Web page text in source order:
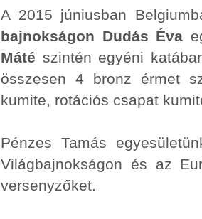
A 2015 júniusban
bajnokságon Dudás Éva
Máté szintén egyéni
összesen 4 bronz érmet
kumite, rotációs csapat
Pénzes Tamás
Világbajnokságon és az
versenyzőket.